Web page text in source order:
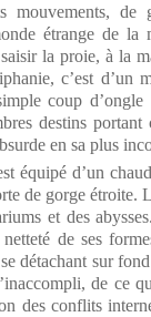
mouvements, de
étrange de la
la proie, à la
c’est d’un
coup
destins
en sa plus
équipé d’un
de gorge étroite.
et des
de ses
détachant sur
de ce
des conflits